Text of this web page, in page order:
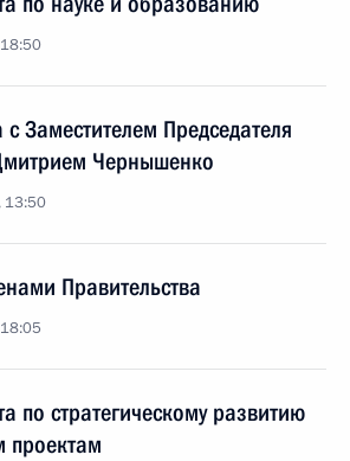
Заместителем Председателя
Чернышенко
13:50
Правительства
по стратегическому развитию
проектам